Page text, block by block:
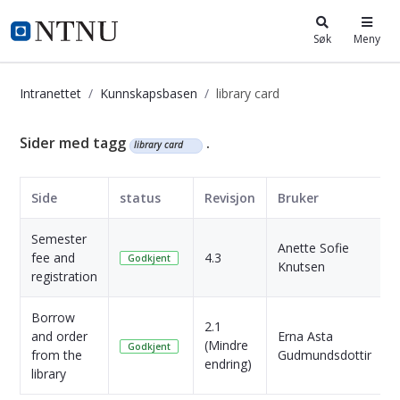
i.ntnu.no Søk Meny
Intranettet Kunnskapsbasen library card
Kunnskapsbasen
Sider med tagg library card .
Side status Revisjon Bruker
Semester
fee and
registration
Godkjent 4.3
Anette Sofie
Knutsen
Borrow
and order
from the
library
Godkjent
2.1
(Mindre
endring)
Erna Asta
Gudmundsdottir